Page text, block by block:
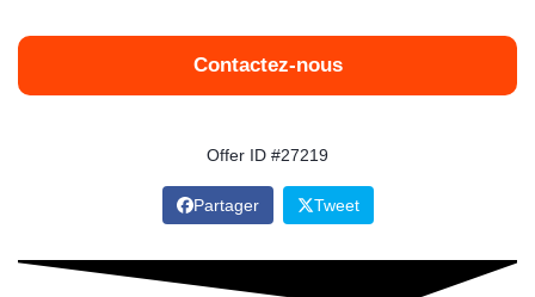
Contactez-nous
Offer ID #27219
Partager Tweet